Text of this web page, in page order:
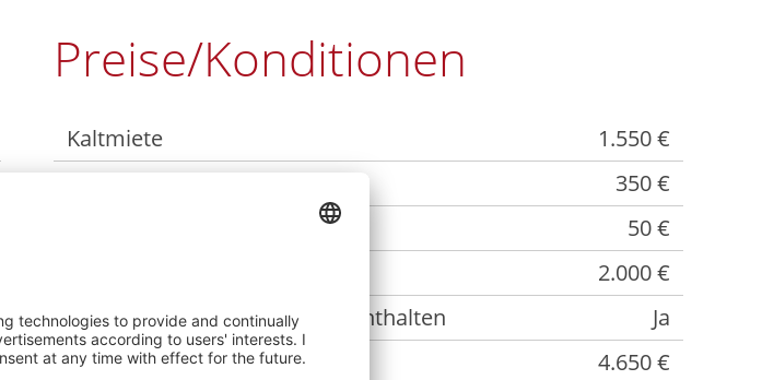
Preise/Konditionen
Kaltmiete
1.550 €
350 €
50 €
2.000 €
Heizkosten in Nebenkosten enthalten
Ja
Kaution
4.650 €